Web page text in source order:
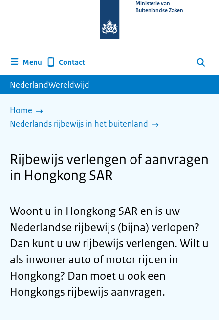
homepage
Ministerie van
Buitenlandse Zaken
Menu Contact Zoeken
NederlandWereldwijd
Home
Nederlands rijbewijs in het buitenland
Rijbewijs verlengen of aanvragen
in Hongkong SAR
Woont u in Hongkong SAR en is uw
Nederlandse rijbewijs (bijna) verlopen?
Dan kunt u uw rijbewijs verlengen. Wilt u
als inwoner auto of motor rijden in
Hongkong? Dan moet u ook een
Hongkongs rijbewijs aanvragen.